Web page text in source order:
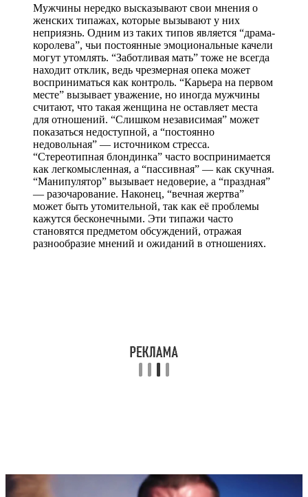
Мужчины нередко высказывают свои мнения о
женских типажах, которые вызывают у них
неприязнь. Одним из таких типов является “драма-
королева”, чьи постоянные эмоциональные качели
могут утомлять. “Заботливая мать” тоже не всегда
находит отклик, ведь чрезмерная опека может
восприниматься как контроль. “Карьера на первом
месте” вызывает уважение, но иногда мужчины
считают, что такая женщина не оставляет места
для отношений. “Слишком независимая” может
показаться недоступной, а “постоянно
недовольная” — источником стресса.
“Стереотипная блондинка” часто воспринимается
как легкомысленная, а “пассивная” — как скучная.
“Манипулятор” вызывает недоверие, а “праздная”
— разочарование. Наконец, “вечная жертва”
может быть утомительной, так как её проблемы
кажутся бесконечными. Эти типажи часто
становятся предметом обсуждений, отражая
разнообразие мнений и ожиданий в отношениях.